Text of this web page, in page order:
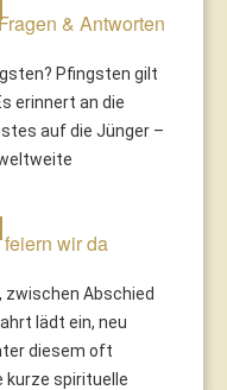
& Antworten
Pfingsten gilt
erinnert an die
auf die Jünger –
wir da
zwischen Abschied
lädt ein, neu
diesem oft
kurze spirituelle